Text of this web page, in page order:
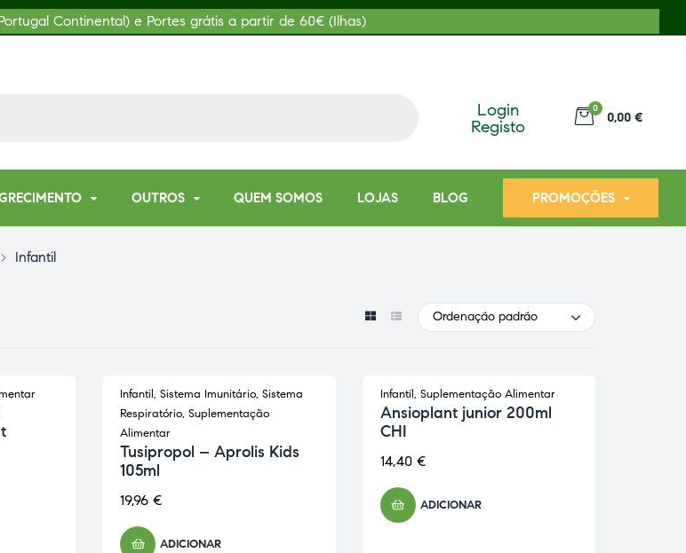
Continental) e Portes grátis a partir de 60€ (Ilhas)
Login
Registo
0
0,00 €
OUTROS QUEM SOMOS LOJAS BLOG PROMOÇÕES
> Infantil
Ordenação padrão
Infantil, Sistema Imunitário, Sistema
Respiratório, Suplementação
Alimentar
Tusipropol – Aprolis Kids
105ml
19,96 €
ADICIONAR
ON BACKORDER
Infantil, Suplementação Alimentar
Ansioplant junior 200ml
CHI
14,40 €
ADICIONAR